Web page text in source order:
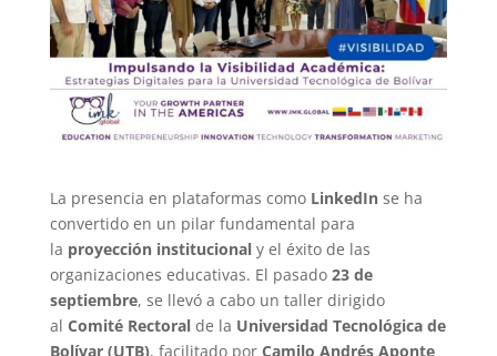
La presencia en plataformas como LinkedInse ha
convertido en un pilar fundamental para
la proyección institucionaly el éxito de las
organizaciones educativas. El pasado 23 de
septiembre, se llevó a cabo un taller dirigido
al Comité Rectoralde la Universidad Tecnológica de
Bolívar (UTB), facilitado por Camilo Andrés Aponte